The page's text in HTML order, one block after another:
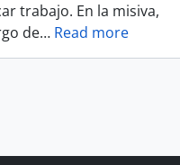
trabajo. En la misiva,
de… Read more